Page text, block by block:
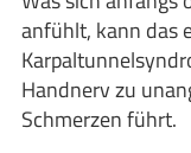
anfühlt, kann das
Handnerv zu
Schmerzen führt.